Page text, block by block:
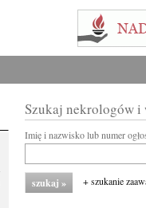
Szukaj nekrologów i
Imię i nazwisko lub numer
+ szukanie